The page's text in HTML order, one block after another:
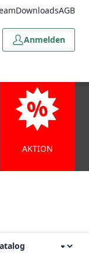
DownloadsAGB
Anmelden
AKTION